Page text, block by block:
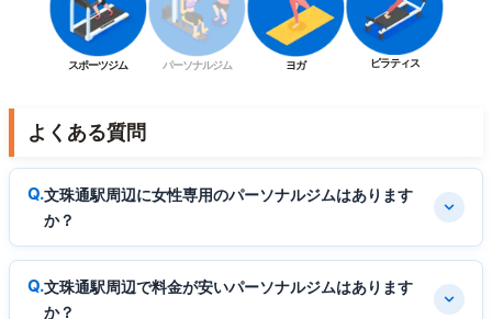
スポーツジム パーソナルジム ヨガ ピラティス
よくある質問
文珠通駅周辺に女性専用のパーソナルジムはあります
か？
文珠通駅周辺で料金が安いパーソナルジムはあります
か？